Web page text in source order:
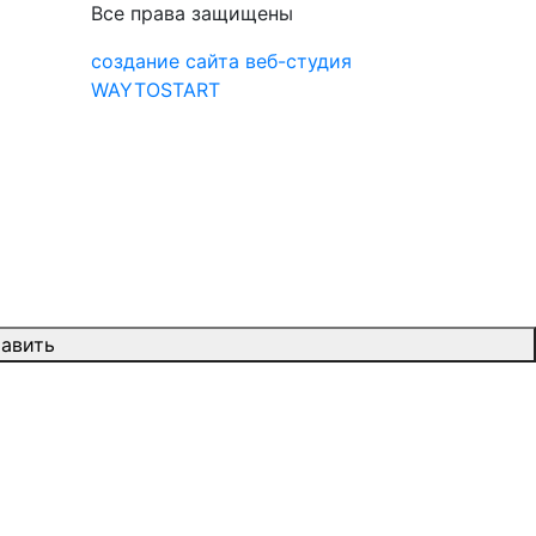
Все права защищены
создание сайта веб-студия
WAYTOSTART